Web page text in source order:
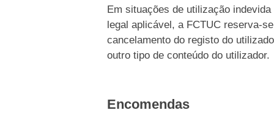
Em situações de utilização
legal aplicável, a FCTUC reserva-
cancelamento do registo do
outro tipo de conteúdo do utilizador.
Encomendas